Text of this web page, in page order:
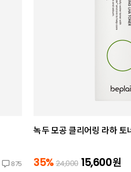
875
녹두 모공 클리어링 라하
35% 24,000 15,600원